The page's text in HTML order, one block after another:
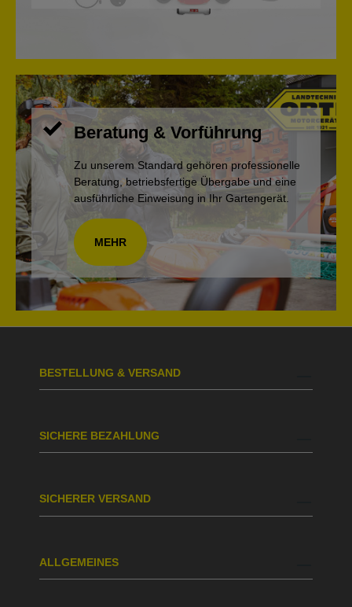
Beratung & Vorführung
Zu unserem Standard gehören professionelle
Beratung, betriebsfertige Übergabe und eine
ausführliche Einweisung in Ihr Gartengerät.
MEHR
BESTELLUNG & VERSAND
SICHERE BEZAHLUNG
SICHERER VERSAND
ALLGEMEINES